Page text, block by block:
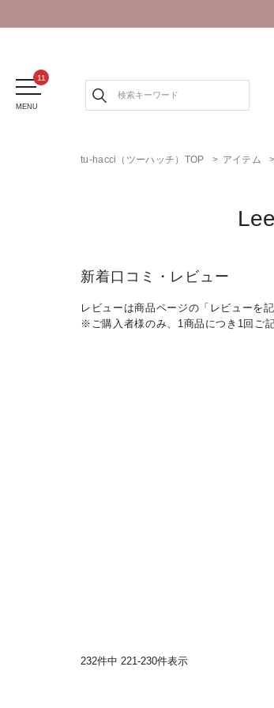
MENU
tu-hacci（ツーハッチ）TOP アイテム
新着口コミ・レビュー
レビューは商品ページの「レビューを
※ご購入者様のみ、1商品につき1回ご
232件中 221 -230件表示